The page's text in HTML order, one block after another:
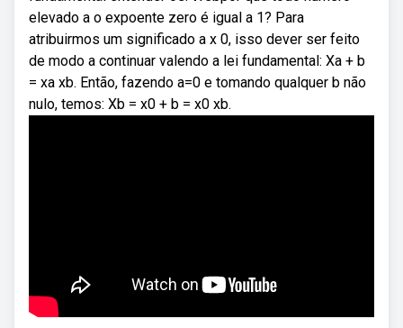
elevado a o expoente zero é igual a 1? Para
atribuirmos um significado a x 0, isso dever ser feito
de modo a continuar valendo a lei fundamental: Xa + b
= xa xb. Então, fazendo a=0 e tomando qualquer b não
nulo, temos: Xb = x0 + b = x0 xb.